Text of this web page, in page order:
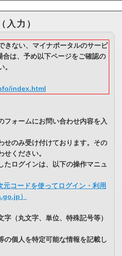
入力）
きない、マイナポータルのサービ
合は、予め以下ページをご確認の
。
index.html
フォームにお問い合わせ内容を入
せのみ受け付けております。その
ください。
たログインは、以下の操作マニュ
元コードを使ってログイン・利用
）
（丸文字、単位、特殊記号等）
個人を特定可能な情報を記載し